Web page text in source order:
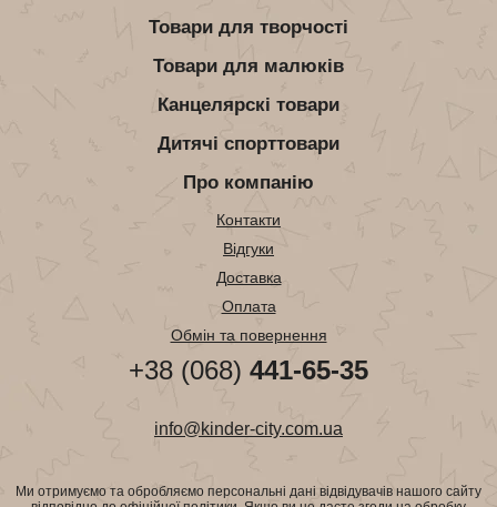
Товари для творчості
Товари для малюків
Канцелярскі товари
Дитячі спорттовари
Про компанію
Контакти
Відгуки
Доставка
Оплата
Обмін та повернення
+38 (068) 441-65-35
info@kinder-city.com.ua
Ми отримуємо та обробляємо персональні дані відвідувачів нашого сайту